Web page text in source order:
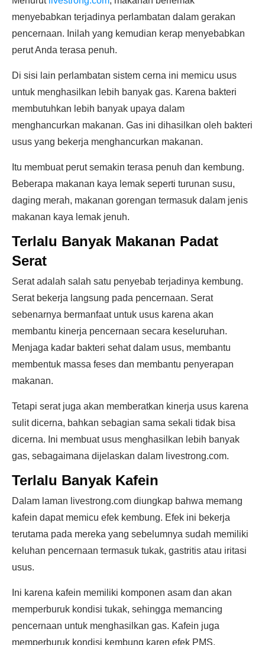
menyebabkan terjadinya perlambatan dalam gerakan
pencernaan. Inilah yang kemudian kerap menyebabkan
perut Anda terasa penuh.
Di sisi lain perlambatan sistem cerna ini memicu usus
untuk menghasilkan lebih banyak gas. Karena bakteri
membutuhkan lebih banyak upaya dalam
menghancurkan makanan. Gas ini dihasilkan oleh bakteri
usus yang bekerja menghancurkan makanan.
Itu membuat perut semakin terasa penuh dan kembung.
Beberapa makanan kaya lemak seperti turunan susu,
daging merah, makanan gorengan termasuk dalam jenis
makanan kaya lemak jenuh.
Terlalu Banyak Makanan Padat
Serat
Serat adalah salah satu penyebab terjadinya kembung.
Serat bekerja langsung pada pencernaan. Serat
sebenarnya bermanfaat untuk usus karena akan
membantu kinerja pencernaan secara keseluruhan.
Menjaga kadar bakteri sehat dalam usus, membantu
membentuk massa feses dan membantu penyerapan
makanan.
Tetapi serat juga akan memberatkan kinerja usus karena
sulit dicerna, bahkan sebagian sama sekali tidak bisa
dicerna. Ini membuat usus menghasilkan lebih banyak
gas, sebagaimana dijelaskan dalam livestrong.com.
Terlalu Banyak Kafein
Dalam laman livestrong.com diungkap bahwa memang
kafein dapat memicu efek kembung. Efek ini bekerja
terutama pada mereka yang sebelumnya sudah memiliki
keluhan pencernaan termasuk tukak, gastritis atau iritasi
usus.
Ini karena kafein memiliki komponen asam dan akan
memperburuk kondisi tukak, sehingga memancing
pencernaan untuk menghasilkan gas. Kafein juga
memperburuk kondisi kembung karen efek PMS.